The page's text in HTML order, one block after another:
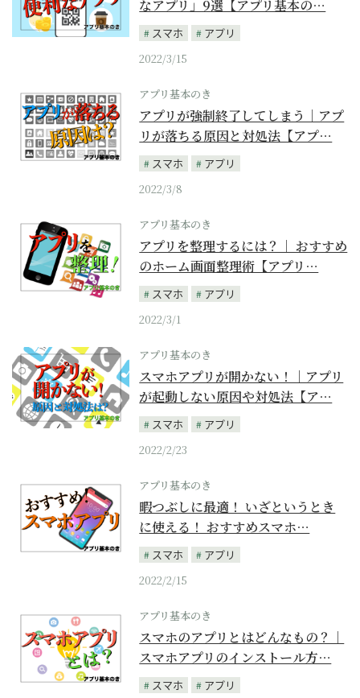
なアプリ」9選【アプリ基本の…
スマホ
アプリ
2022/3/15
アプリ基本のき
アプリが強制終了してしまう｜アプ
リが落ちる原因と対処法【アプ…
スマホ
アプリ
2022/3/8
アプリ基本のき
アプリを整理するには？｜ おすすめ
のホーム画面整理術【アプリ…
スマホ
アプリ
2022/3/1
アプリ基本のき
スマホアプリが開かない！｜アプリ
が起動しない原因や対処法【ア…
スマホ
アプリ
2022/2/23
アプリ基本のき
暇つぶしに最適！ いざというとき
に使える！ おすすめスマホ…
スマホ
アプリ
2022/2/15
アプリ基本のき
スマホのアプリとはどんなもの？｜
スマホアプリのインストール方…
スマホ
アプリ